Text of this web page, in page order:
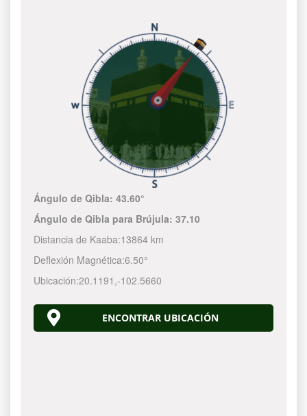
Ángulo de Qibla:43.60°
Ángulo de Qibla para Brújula:37.10
Distancia de Kaaba:13864 km
Deflexión Magnética:6.50°
Ubicación:20.1191 ,-102.5660
ENCONTRAR UBICACIÓN